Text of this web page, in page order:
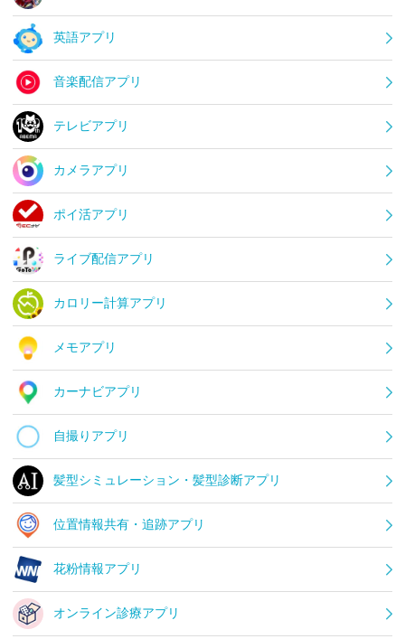
英語アプリ
音楽配信アプリ
テレビアプリ
カメラアプリ
ポイ活アプリ
ライブ配信アプリ
カロリー計算アプリ
メモアプリ
カーナビアプリ
自撮りアプリ
髪型シミュレーション・髪型診断アプリ
位置情報共有・追跡アプリ
花粉情報アプリ
オンライン診療アプリ